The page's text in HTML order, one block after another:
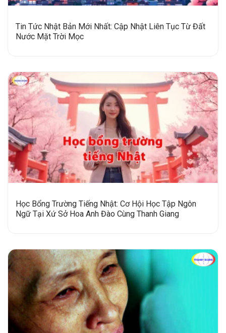
Tin Tức Nhật Bản Mới Nhất: Cập Nhật Liên Tục Từ Đất
Nước Mặt Trời Mọc
Học Bổng Trường Tiếng Nhật: Cơ Hội Học Tập Ngôn
Ngữ Tại Xứ Sở Hoa Anh Đào Cùng Thanh Giang